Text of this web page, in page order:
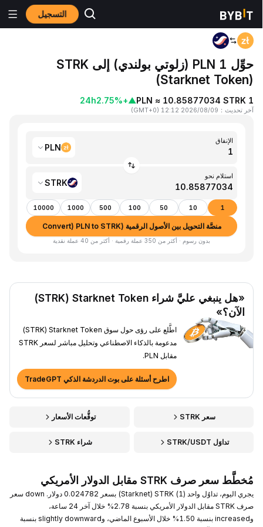
التسجيل المنزٍل PLN to STRK
حوِّل 1 PLN (زلوتي بولندي) إلى STRK
(Starknet Token)
1 PLN ≈ 10.85877034 STRK
▲
+2.75%
24h
آخر تحديث：
2026/08/09 12:12
(
GMT+0
)
الإنفاق
PLN
استلام نحو
STRK
1
10
50
100
500
1000
10000
منصَّة التحويل بين الأصول الرقمية (Convert) PLN to STRK
بدون رسوم · أكثر من 350 عملة رقمية · أكثر من 40 عملة نقدية
«هل ينبغي عليَّ شراء Starknet Token ‏(STRK)
الآن؟»
اطَّلع على رؤى حول سوق Starknet Token ‏(STRK)
مدعومة بالذكاء الاصطناعي وتحليل مباشر لسعر STRK
مقابل PLN.
اطرح أسئلة على بوت الدردشة الذكي TradeGPT
سعر STRK توقُّعات الأسعار
تداوَل STRK/USDT شراء STRK
مُخطَّط سعر صرف STRK مقابل الدولار الأمريكي
يجري اليوم، تداوُل واحد (1) STRK ‏(Starknet) بسعر 0.024782 دولار. down سعر
صرف STRK مقابل الدولار الأمريكي بنسبة 2.78% خلال آخر 24 ساعة،
وincreased بنسبة 1.50% خلال الأسبوع الماضي، وslightly downward بنسبة